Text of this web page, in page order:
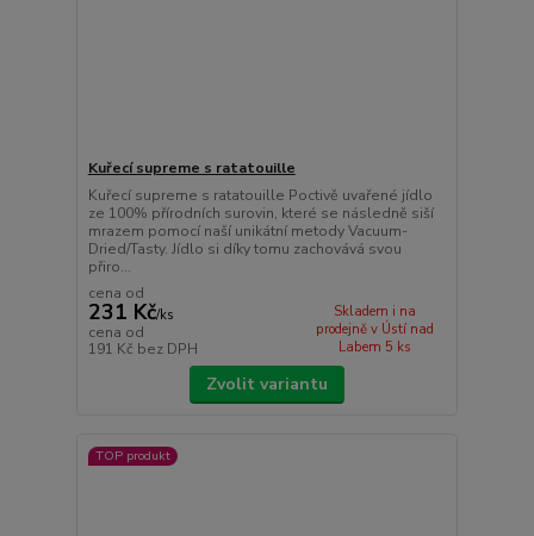
Kuřecí supreme s ratatouille
Kuřecí supreme s ratatouille Poctivě uvařené jídlo
ze 100% přírodních surovin, které se následně siší
mrazem pomocí naší unikátní metody Vacuum-
Dried/Tasty. Jídlo si díky tomu zachovává svou
přiro...
cena od
231 Kč/ks
cena od
191 Kč bez DPH
Skladem i na
prodejně v Ústí nad
Labem 5 ks
Zvolit variantu
TOP produkt